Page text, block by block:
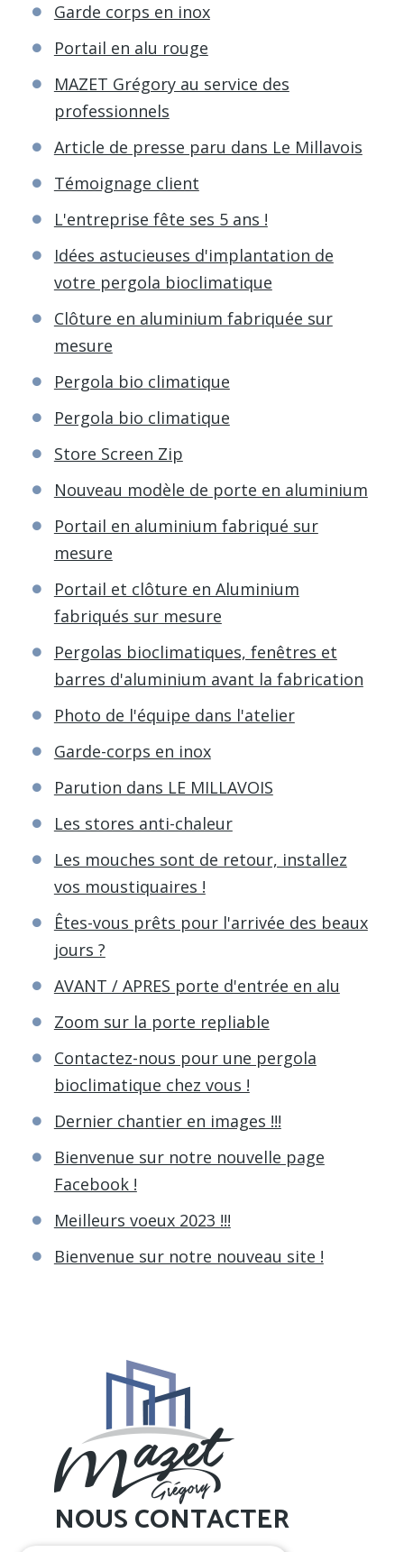
Garde corps en inox
Portail en alu rouge
MAZET Grégory au service des
professionnels
Article de presse paru dans Le Millavois
Témoignage client
L'entreprise fête ses 5 ans !
Idées astucieuses d'implantation de
votre pergola bioclimatique
Clôture en aluminium fabriquée sur
mesure
Pergola bio climatique
Pergola bio climatique
Store Screen Zip
Nouveau modèle de porte en aluminium
Portail en aluminium fabriqué sur
mesure
Portail et clôture en Aluminium
fabriqués sur mesure
Pergolas bioclimatiques, fenêtres et
barres d'aluminium avant la fabrication
Photo de l'équipe dans l'atelier
Garde-corps en inox
Parution dans LE MILLAVOIS
Les stores anti-chaleur
Les mouches sont de retour, installez
vos moustiquaires !
Êtes-vous prêts pour l'arrivée des beaux
jours ?
AVANT / APRES porte d'entrée en alu
Zoom sur la porte repliable
Contactez-nous pour une pergola
bioclimatique chez vous !
Dernier chantier en images !!!
Bienvenue sur notre nouvelle page
Facebook !
Meilleurs voeux 2023 !!!
Bienvenue sur notre nouveau site !
NOUS CONTACTER